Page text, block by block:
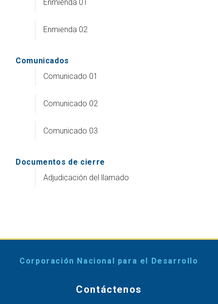
Enmienda 01
Enmienda 02
Comunicados
Comunicado 01
Comunicado 02
Comunicado 03
Documentos de cierre
Adjudicación del llamado
Corporación Nacional para el Desarrollo
Contáctenos